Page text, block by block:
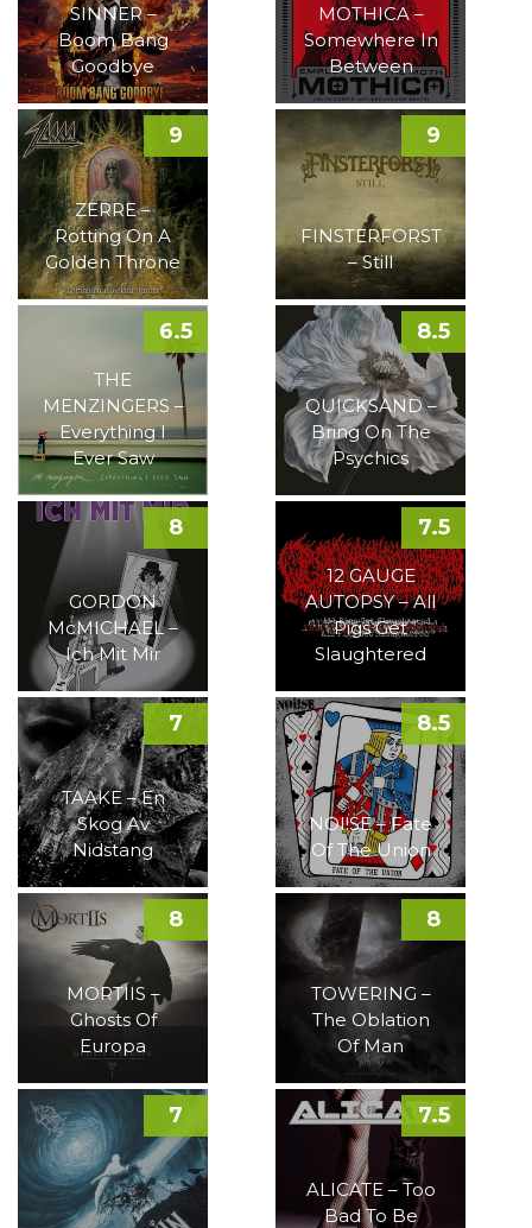
SINNER –
Boom Bang
Goodbye
MOTHICA –
Somewhere In
Between
ZERRE –
Rotting On A
Golden Throne
9
FINSTERFORST
– Still
9
THE
MENZINGERS –
Everything I
Ever Saw
6.5
QUICKSAND –
Bring On The
Psychics
8.5
GORDON
McMICHAEL –
Ich Mit Mir
8
12 GAUGE
AUTOPSY – All
Pigs Get
Slaughtered
7.5
TAAKE – En
Skog Av
Nidstang
7
NOI!SE – Fate
Of The Union
8.5
MORTIIS –
Ghosts Of
Europa
8
TOWERING –
The Oblation
Of Man
8
7
ALICATE – Too
Bad To Be
7.5